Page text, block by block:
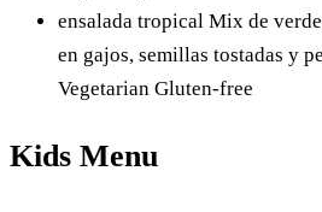
ensalada tropical Mix de
en gajos, semillas tostadas y
Vegetarian Gluten-free
Kids Menu